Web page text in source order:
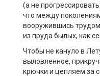
(а не
что между
вооружившись
из пруда былых, как
Чтобы не кануло в
выловленное,
крючки и цепляем за